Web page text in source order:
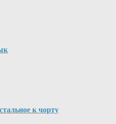
к чорту